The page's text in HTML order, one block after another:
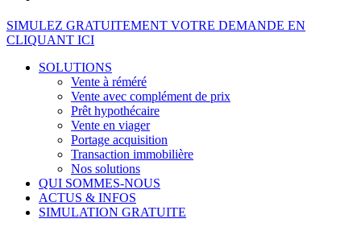
Close
Menu
SIMULEZ GRATUITEMENT VOTRE DEMANDE EN
CLIQUANT ICI
SOLUTIONS
Vente à réméré
Vente avec complément de prix
Prêt hypothécaire
Vente en viager
Portage acquisition
Transaction immobilière
Nos solutions
QUI SOMMES-NOUS
ACTUS & INFOS
SIMULATION GRATUITE